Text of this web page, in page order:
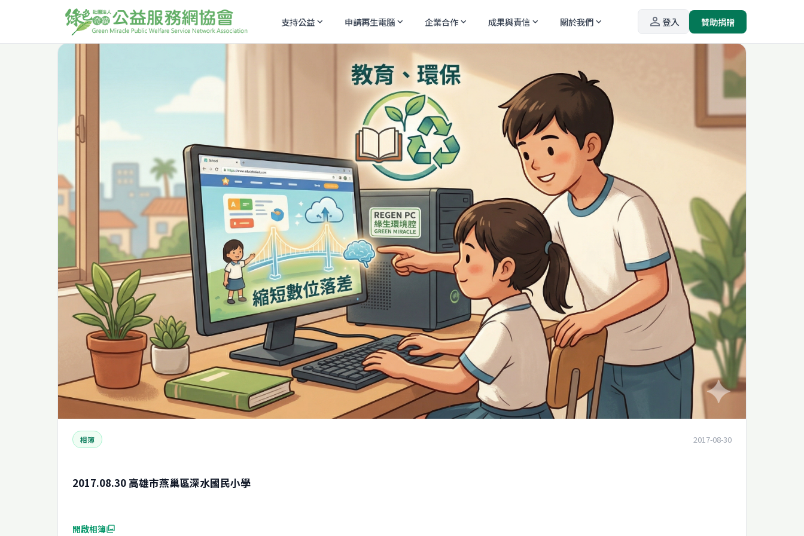
支持公益expand_more 申請再生電腦expand_more 企業合作expand_more 成果與責信expand_more 關於我們expand_more person_outline登入 贊助捐贈
相簿 2017-08-30
2017.08.30 高雄市燕巢區深水國民小學
開啟相簿photo_library